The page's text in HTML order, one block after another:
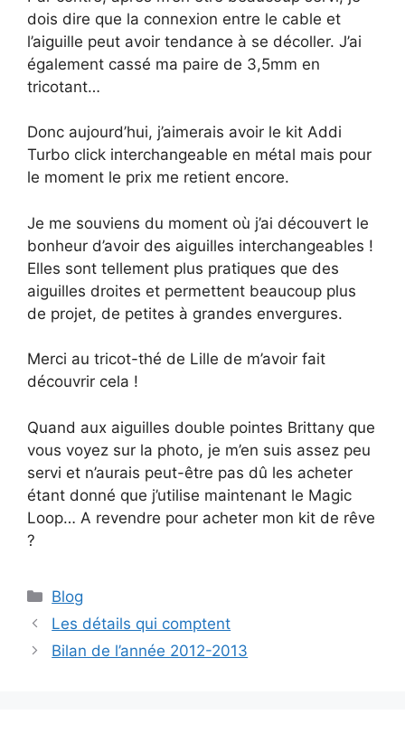
dois dire que la connexion entre le cable et
l’aiguille peut avoir tendance à se décoller. J’ai
également cassé ma paire de 3,5mm en
tricotant…
Donc aujourd’hui, j’aimerais avoir le kit Addi
Turbo click interchangeable en métal mais pour
le moment le prix me retient encore.
Je me souviens du moment où j’ai découvert le
bonheur d’avoir des aiguilles interchangeables !
Elles sont tellement plus pratiques que des
aiguilles droites et permettent beaucoup plus
de projet, de petites à grandes envergures.
Merci au tricot-thé de Lille de m’avoir fait
découvrir cela !
Quand aux aiguilles double pointes Brittany que
vous voyez sur la photo, je m’en suis assez peu
servi et n’aurais peut-être pas dû les acheter
étant donné que j’utilise maintenant le Magic
Loop… A revendre pour acheter mon kit de rêve
?
Catégories
Blog
Les détails qui comptent
Bilan de l’année 2012-2013